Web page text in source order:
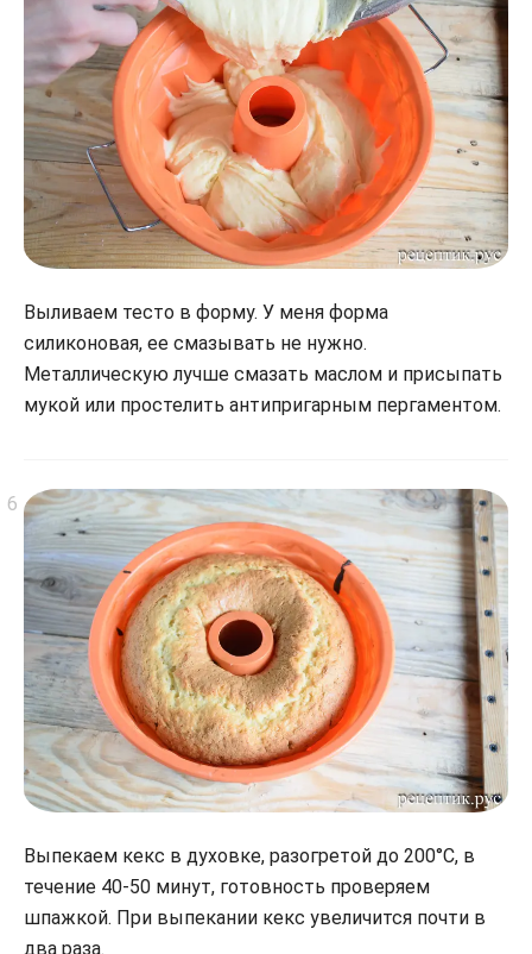
Выливаем тесто в форму. У меня форма
силиконовая, ее смазывать не нужно.
Металлическую лучше смазать маслом и присыпать
мукой или простелить антипригарным пергаментом.
Выпекаем кекс в духовке, разогретой до 200°С, в
течение 40-50 минут, готовность проверяем
шпажкой. При выпекании кекс увеличится почти в
два раза.